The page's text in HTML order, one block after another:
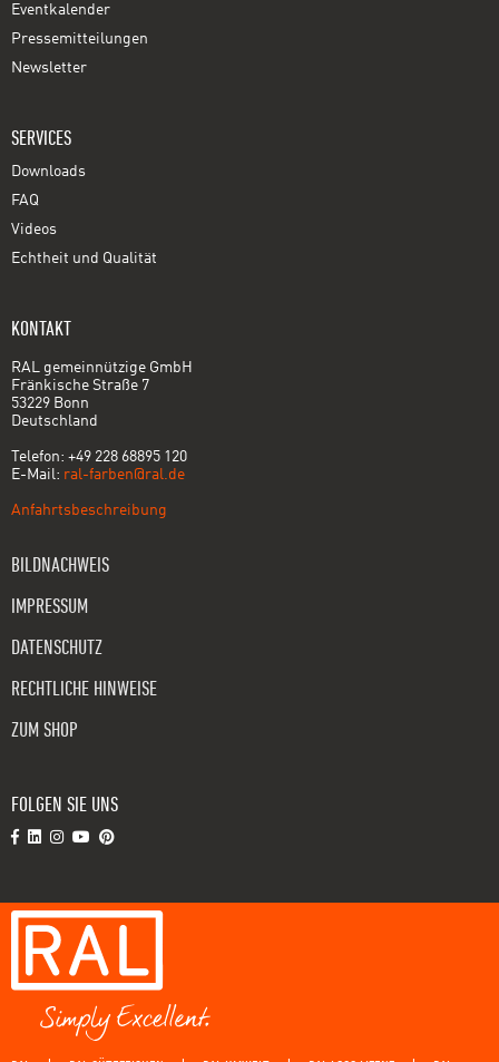
Eventkalender
Pressemitteilungen
Newsletter
SERVICES
Downloads
FAQ
Videos
Echtheit und Qualität
KONTAKT
RAL gemeinnützige GmbH
Fränkische Straße 7
53229 Bonn
Deutschland
Telefon: +49 228 68895 120
E-Mail: ral-farben@ral.de
Anfahrtsbeschreibung
BILDNACHWEIS
IMPRESSUM
DATENSCHUTZ
RECHTLICHE HINWEISE
ZUM SHOP
FOLGEN SIE UNS